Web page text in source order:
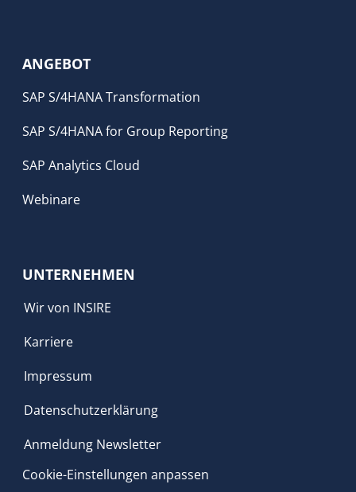
ANGEBOT
SAP S/4HANA Transformation
SAP S/4HANA for Group Reporting
SAP Analytics Cloud
Webinare
UNTERNEHMEN
Wir von INSIRE
Karriere
Impressum
Datenschutzerklärung
Anmeldung Newsletter
Cookie-Einstellungen anpassen